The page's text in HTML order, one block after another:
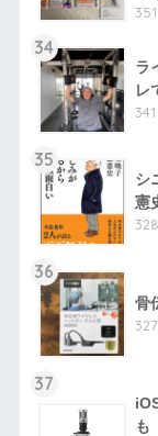
34
ラ
レ
35
シ
憲
36
骨
37
も